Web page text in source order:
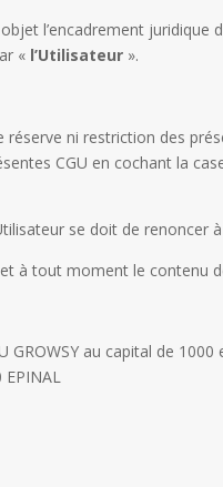
l’encadrement juridique
« l’Utilisateur ».
ni restriction des
CGU en cochant la
se doit de renoncer
à tout moment le contenu
GROWSY au capital de